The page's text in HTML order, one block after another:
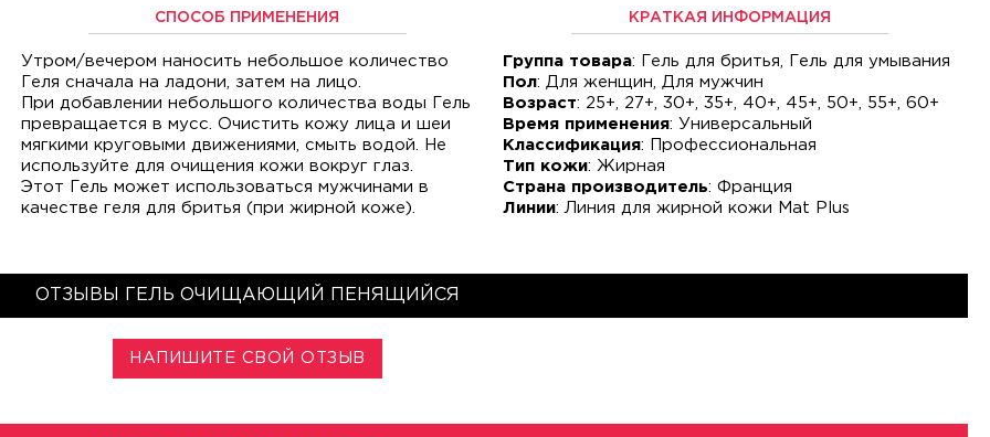
СПОСОБ ПРИМЕНЕНИЯ
Утром/вечером наносить небольшое количество
Геля сначала на ладони, затем на лицо.
При добавлении небольшого количества воды Гель
превращается в мусс. Очистить кожу лица и шеи
мягкими круговыми движениями, смыть водой. Не
используйте для очищения кожи вокруг глаз.
Этот Гель может использоваться мужчинами в
качестве геля для бритья (при жирной коже).
КРАТКАЯ ИНФОРМАЦИЯ
Группа товара: Гель для бритья, Гель для умывания
Пол: Для женщин, Для мужчин
Возраст: 25+, 27+, 30+, 35+, 40+, 45+, 50+, 55+, 60+
Время применения: Универсальный
Классификация: Профессиональная
Тип кожи: Жирная
Страна производитель: Франция
Линии: Линия для жирной кожи Mat Plus
ОТЗЫВЫ ГЕЛЬ ОЧИЩАЮЩИЙ ПЕНЯЩИЙСЯ
НАПИШИТЕ СВОЙ ОТЗЫВ